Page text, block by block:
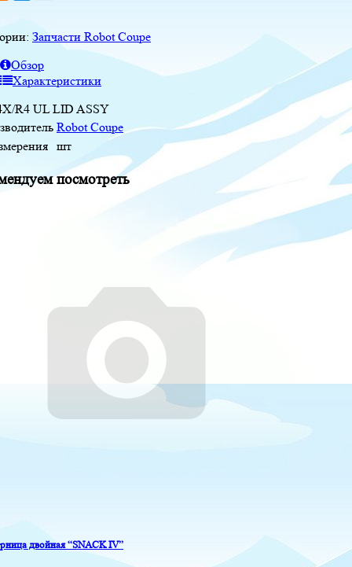
Запчасти Robot Coupe
Обзор
Характеристики
R4 UL LID ASSY
Robot Coupe
шт
посмотреть
двойная “SNACK IV”